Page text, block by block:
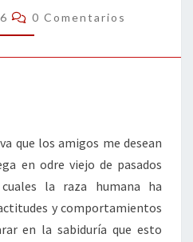
EN
ODRE
VIEJO
Comentarios
0 Comentarios
que los amigos me desean
en odre viejo de pasados
la raza humana ha
y comportamientos
en la sabiduría que esto